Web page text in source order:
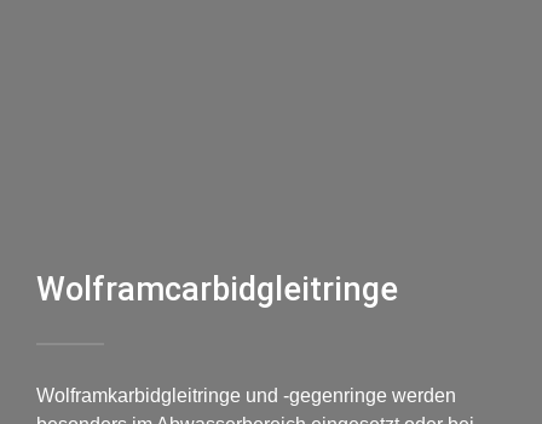
Wolframcarbidgleitringe
Wolframkarbidgleitringe und -gegenringe werden